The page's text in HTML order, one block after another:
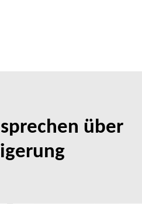
über